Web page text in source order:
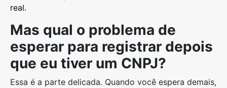
real.
Mas qual o problema de
esperar para registrar depois
que eu tiver um CNPJ?
Essa é a parte delicada. Quando você espera demais,